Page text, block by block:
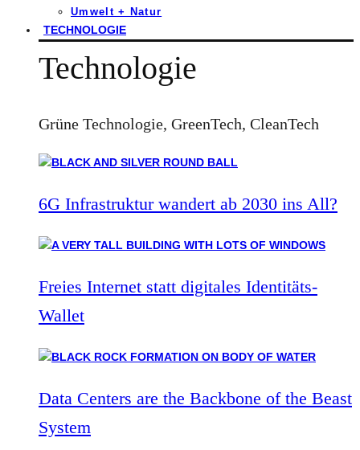
Umwelt + Natur
TECHNOLOGIE
Technologie
Grüne Technologie, GreenTech, CleanTech
6G Infrastruktur wandert ab 2030 ins All?
Freies Internet statt digitales Identitäts-
Wallet
Data Centers are the Backbone of the Beast
System